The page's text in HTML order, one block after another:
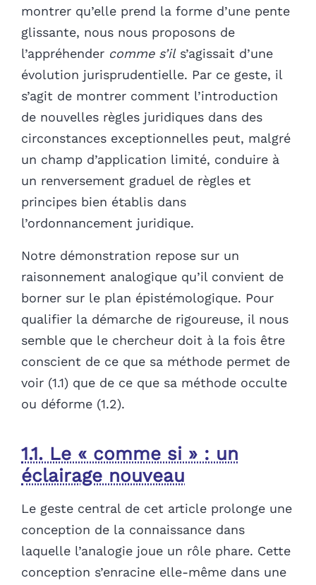
montrer qu’elle prend la forme d’une pente
glissante, nous nous proposons de
l’appréhender comme s’ils’agissait d’une
évolution jurisprudentielle. Par ce geste, il
s’agit de montrer comment l’introduction
de nouvelles règles juridiques dans des
circonstances exceptionnelles peut, malgré
un champ d’application limité, conduire à
un renversement graduel de règles et
principes bien établis dans
l’ordonnancement juridique.
Notre démonstration repose sur un
raisonnement analogique qu’il convient de
borner sur le plan épistémologique. Pour
qualifier la démarche de rigoureuse, il nous
semble que le chercheur doit à la fois être
conscient de ce que sa méthode permet de
voir (1.1) que de ce que sa méthode occulte
ou déforme (1.2).
1.1. Le « comme si » : un
éclairage nouveau
Le geste central de cet article prolonge une
conception de la connaissance dans
laquelle l’analogie joue un rôle phare. Cette
conception s’enracine elle-même dans une